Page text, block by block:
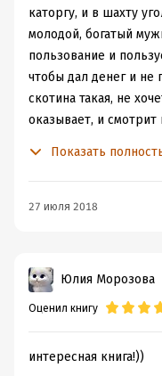
каторгу, и в шахту
молодой, богатый
пользование и
чтобы дал денег и не
скотина такая, не
оказывает, и смотрит
Как-то забывает
Чтобы Сардынов
её ощущениях,
приемлет, а что для
Так проще." (с) Ну,
Показать
27 июля 2018
Юлия Морозова
Оценил книгу
интересная книга!))